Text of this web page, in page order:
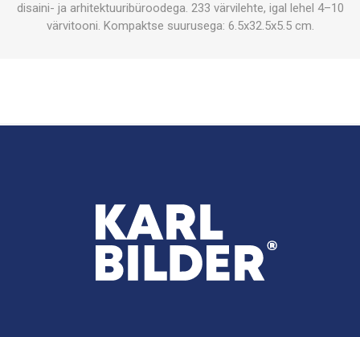
disaini- ja arhitektuuribüroodega. 233 värvilehte, igal lehel 4–10
värvitooni. Kompaktse suurusega: 6.5x32.5x5.5 cm.